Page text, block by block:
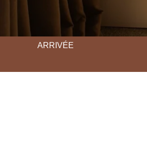
ARRIVÉE